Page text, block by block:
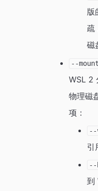
版
疏
磁
--
WSL 2
物理磁
项：
--
引
--
到